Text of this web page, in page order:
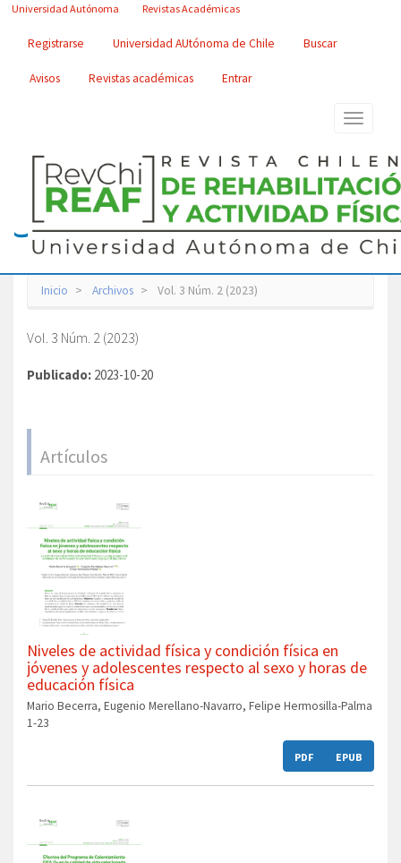
Navegación
Contenido
Barra
Universidad Autónoma Revistas Académicas
Registrarse Universidad AUtónoma de Chile Buscar
Avisos Revistas académicas Entrar
Toggle
Inicio Archivos Vol. 3 Núm. 2 (2023)
Vol. 3 Núm. 2 (2023)
Publicado: 2023-10-20
Artículos
Niveles de actividad física y condición física en
jóvenes y adolescentes respecto al sexo y horas de
educación física
Mario Becerra, Eugenio Merellano-Navarro, Felipe Hermosilla-Palma
1-23
PDF EPUB